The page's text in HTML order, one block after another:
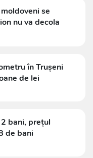
se
nu va decola
în Trușeni
de lei
bani, prețul
de bani